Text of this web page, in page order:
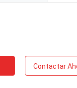
Contactar